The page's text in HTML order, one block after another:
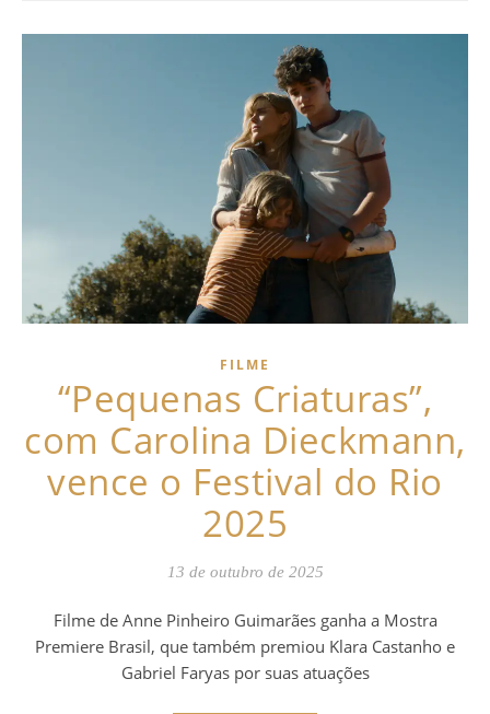
FILME
“Pequenas Criaturas”,
com Carolina Dieckmann,
vence o Festival do Rio
2025
13 de outubro de 2025
Filme de Anne Pinheiro Guimarães ganha a Mostra
Premiere Brasil, que também premiou Klara Castanho e
Gabriel Faryas por suas atuações